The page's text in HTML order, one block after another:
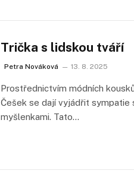
Trička s lidskou tváří
Petra Nováková 13. 8. 2025
Prostřednictvím módních
Češek se dají vyjádřit sympatie
myšlenkami. Tato…